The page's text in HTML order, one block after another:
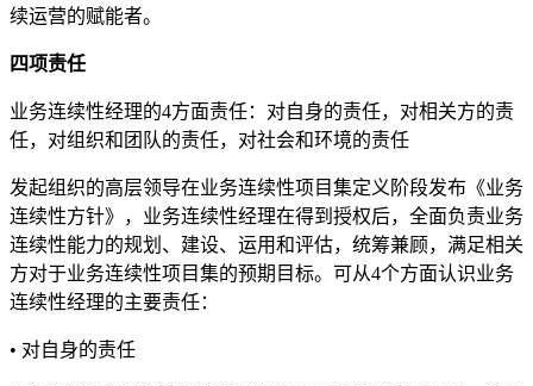
续运营的赋能者。
四项责任
业务连续性经理的4方面责任：对自身的责任，对相关方的责
任，对组织和团队的责任，对社会和环境的责任
发起组织的高层领导在业务连续性项目集定义阶段发布《业务
连续性方针》，业务连续性经理在得到授权后，全面负责业务
连续性能力的规划、建设、运用和评估，统筹兼顾，满足相关
方对于业务连续性项目集的预期目标。可从4个方面认识业务
连续性经理的主要责任：
• 对自身的责任